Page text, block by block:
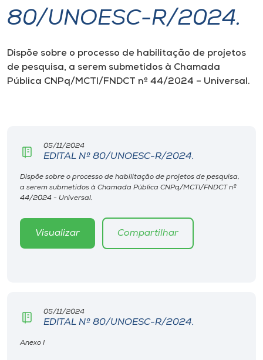
I.nova
Diplomados
Editora
Rádio
Store
80/UNOESC-R/2024.
Dispõe sobre o processo de habilitação de projetos
de pesquisa, a serem submetidos à Chamada
Pública CNPq/MCTI/FNDCT nº 44/2024 – Universal.
05/11/2024
EDITAL Nº 80/UNOESC-R/2024.
Dispõe sobre o processo de habilitação de projetos de pesquisa,
a serem submetidos à Chamada Pública CNPq/MCTI/FNDCT nº
44/2024 - Universal.
Visualizar Compartilhar
05/11/2024
EDITAL Nº 80/UNOESC-R/2024.
Anexo I